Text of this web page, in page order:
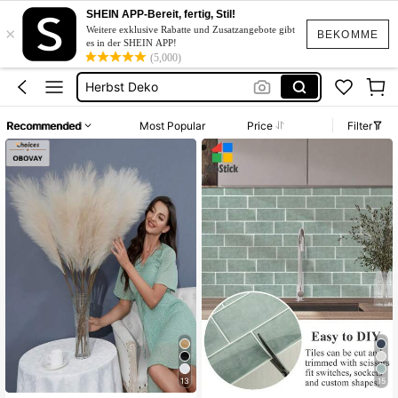
BEKOMME
×
SHEIN APP-Bereit, fertig, Stil!
Weitere exklusive Rabatte und Zusatzangebote gibt
es in der SHEIN APP!
(5,000)
Fächer
Deko
Poster
Herbst Deko
Fächer
Deko
Recommended Most Popular Price Filter
13 15